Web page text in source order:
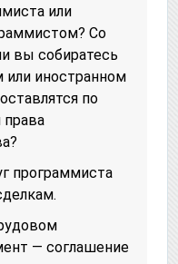
или
Со
вы собиратесь
или иностранном
по
права
программиста
— соглашение